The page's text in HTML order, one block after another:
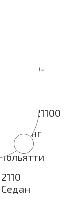
8402010-
HODBN21100
Холдинг
Тольятти
2110
Седан